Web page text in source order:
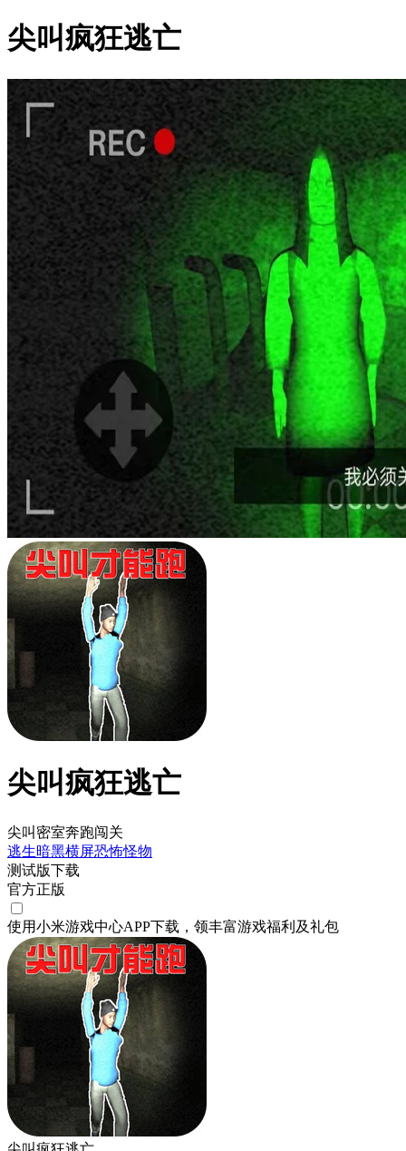
尖叫疯狂逃亡
尖叫疯狂逃亡
尖叫密室奔跑闯关
逃生暗黑横屏恐怖怪物
测试版下载
官方正版
使用小米游戏中心APP下载 ，领丰富游戏福利 及礼包